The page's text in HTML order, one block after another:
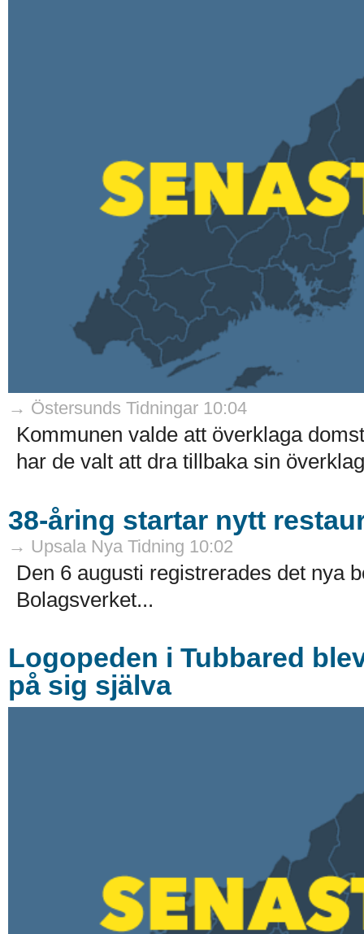
→ Östersunds Tidningar 10:04
Kommunen valde att överklaga
har de valt att dra tillbaka sin
38-åring startar nytt
→ Upsala Nya Tidning 10:02
Den 6 augusti registrerades det nya
Bolagsverket...
Logopeden i Tubbared
på sig själva